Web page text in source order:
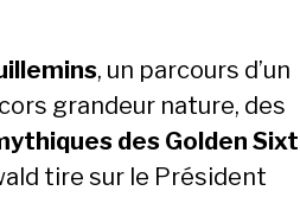
, un parcours d’un
grandeur nature, des
des Golden
tire sur le Président